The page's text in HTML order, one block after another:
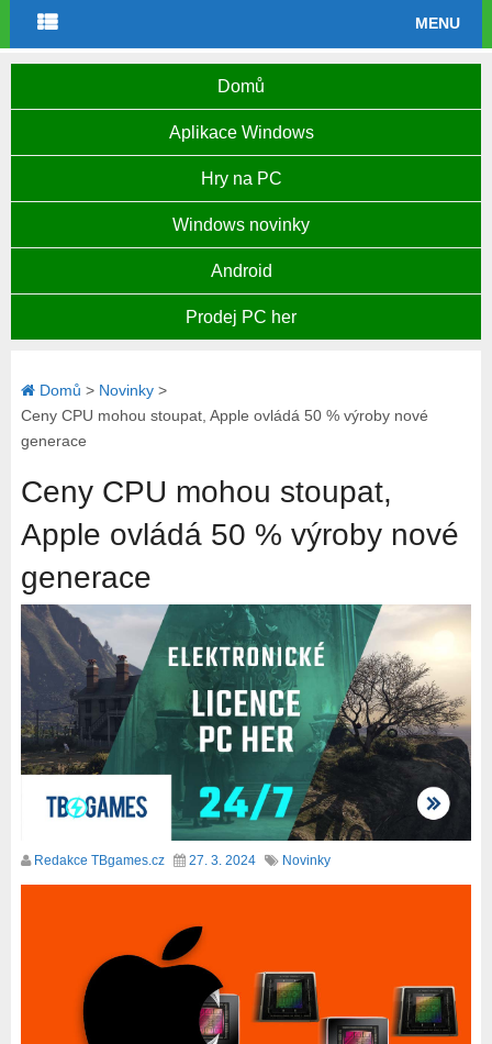
MENU
Domů
Aplikace Windows
Hry na PC
Windows novinky
Android
Prodej PC her
Domů > Novinky>
Ceny CPU mohou stoupat, Apple ovládá 50 % výroby nové
generace
Ceny CPU mohou stoupat,
Apple ovládá 50 % výroby nové
generace
Redakce TBgames.cz 27. 3. 2024 Novinky